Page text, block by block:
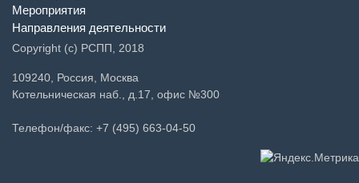
Мероприятия
Направления деятельности
Copyright (c) РСПП, 2018
109240, Россия, Москва
Котельническая наб., д.17, офис №300
Телефон/факс: +7 (495) 663-04-50